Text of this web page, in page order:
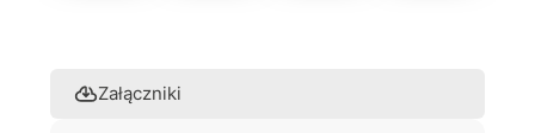
Załączniki